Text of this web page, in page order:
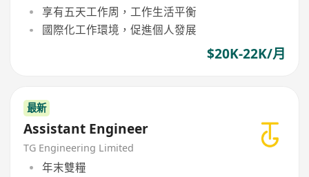
享有五天工作周，工作生活平衡
國際化工作環境，促進個人發展
$20K-22K/月
最新
Assistant Engineer
TG Engineering Limited
年末雙糧